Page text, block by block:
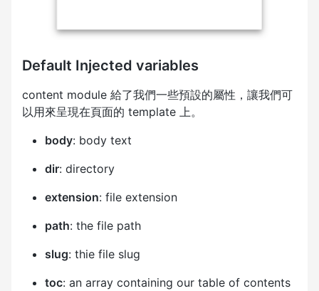
Default Injected variables
content module 給了我們一些預設的屬性，讓我們可
以用來呈現在頁面的 template 上。
body: body text
dir: directory
extension: file extension
path: the file path
slug: thie file slug
toc: an array containing our table of contents